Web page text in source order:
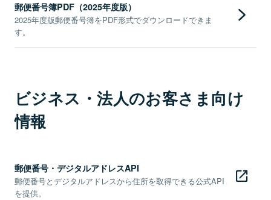
郵便番号簿PDF（2025年度版）
2025年度版郵便番号簿をPDF形式でダウンロードできま
す。
ビジネス・法人のお客さま向け
情報
郵便番号・デジタルアドレスAPI
郵便番号とデジタルアドレスから住所を取得できる公式API
を提供。